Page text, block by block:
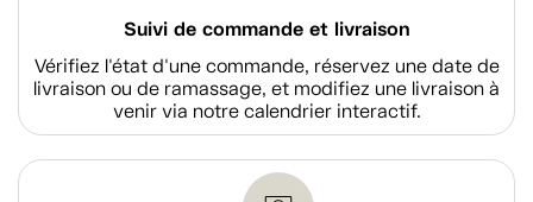
Suivi de commande et livraison
Vérifiez l'état d'une commande, réservez une date de
livraison ou de ramassage, et modifiez une livraison à
venir via notre calendrier interactif.